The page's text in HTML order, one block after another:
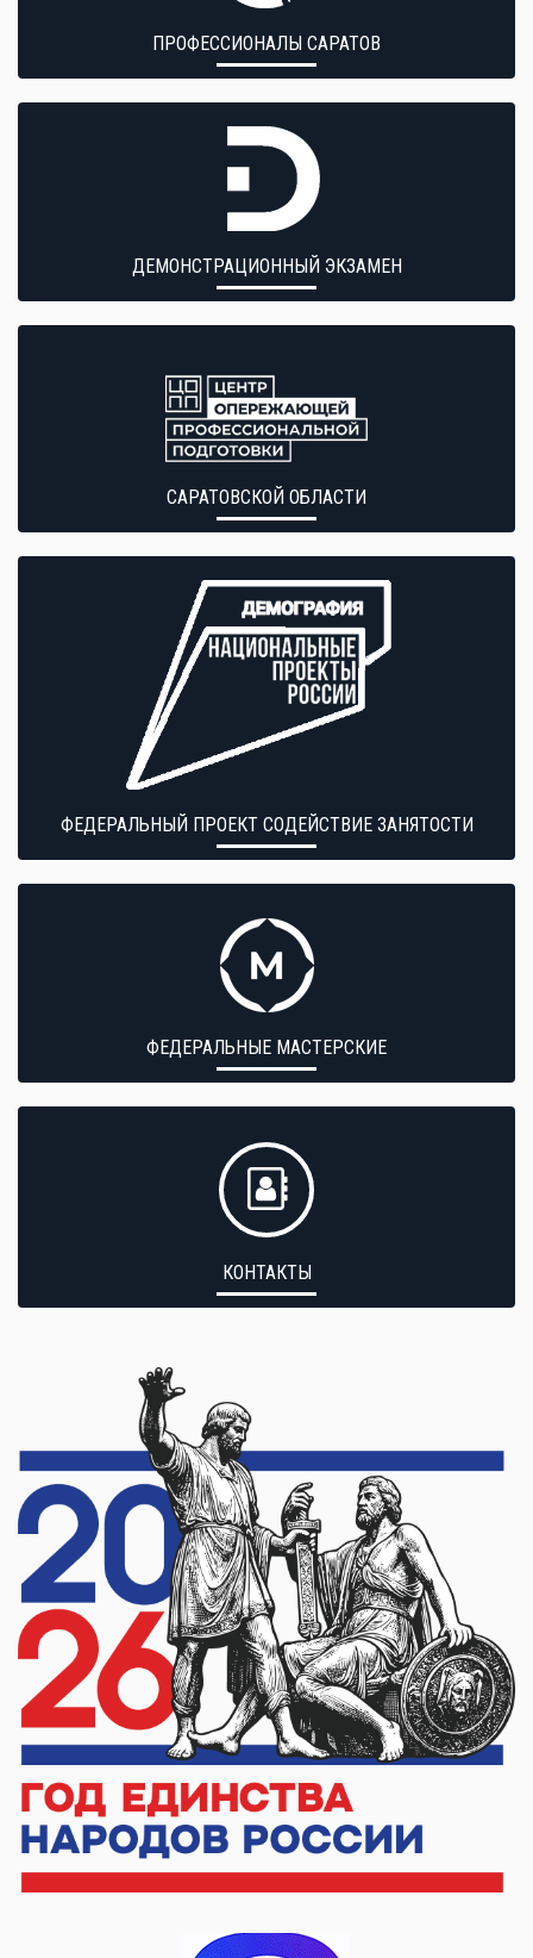
ПРОФЕССИОНАЛЫ САРАТОВ
ДЕМОНСТРАЦИОННЫЙ ЭКЗАМЕН
САРАТОВСКОЙ ОБЛАСТИ
ФЕДЕРАЛЬНЫЙ ПРОЕКТ СОДЕЙСТВИЕ ЗАНЯТОСТИ
ФЕДЕРАЛЬНЫЕ МАСТЕРСКИЕ
КОНТАКТЫ